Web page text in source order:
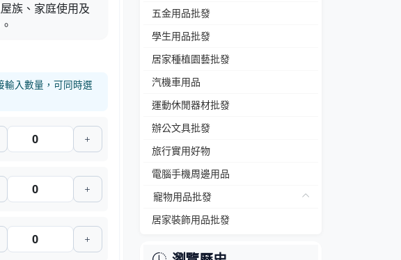
族、家庭使用及
輸入數量，可同時選
五金用品批發
學生用品批發
居家種植園藝批發
汽機車用品
運動休閒器材批發
辦公文具批發
旅行實用好物
電腦手機周邊用品
寵物用品批發
居家裝飾用品批發